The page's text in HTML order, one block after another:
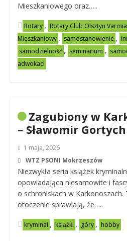
Mieszkaniowego oraz…..
Rotary , Rotary Club Olsztyn Varmia
Mieszkaniowy , samostanowienie ,
samodzielność , seminarium ,
adwokaci
Zagubiony w
– Sławomir Gortych
1 maja, 2026
WTZ PSONI Mokrzeszów
Niezwykła seria książek
opowiadająca niesamowite i
o schroniskach w Karkonoszach.
otoczenie sprawiają, że…..
kryminał , książki , góry , hobby